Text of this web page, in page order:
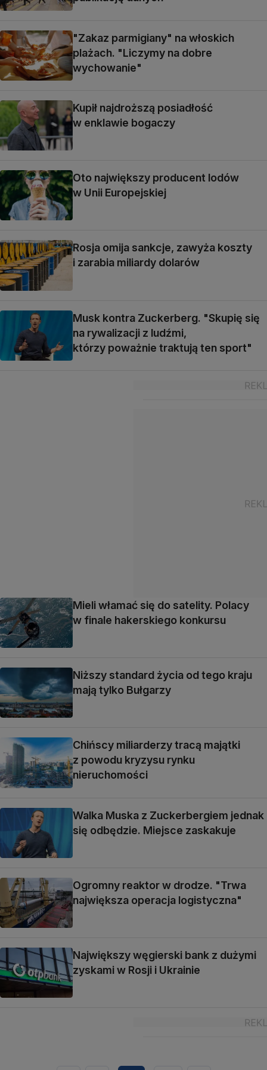
"Zakaz parmigiany" na włoskich
plażach. "Liczymy na dobre
wychowanie"
Kupił najdroższą posiadłość
w enklawie bogaczy
Oto największy producent lodów
w Unii Europejskiej
Rosja omija sankcje, zawyża koszty
i zarabia miliardy dolarów
Musk kontra Zuckerberg. "Skupię się
na rywalizacji z ludźmi,
którzy poważnie traktują ten sport"
Mieli włamać się do satelity. Polacy
w finale hakerskiego konkursu
Niższy standard życia od tego kraju
mają tylko Bułgarzy
Chińscy miliarderzy tracą majątki
z powodu kryzysu rynku
nieruchomości
Walka Muska z Zuckerbergiem jednak
się odbędzie. Miejsce zaskakuje
Ogromny reaktor w drodze. "Trwa
największa operacja logistyczna"
Największy węgierski bank z dużymi
zyskami w Rosji i Ukrainie